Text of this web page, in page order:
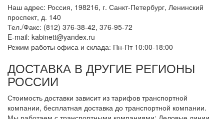
Наш адрес: Россия, 198216, г. Санкт-Петербург, Ленинский
проспект, д. 140
Тел./Факс: (812) 376-38-42, 376-95-72
E-mail: kabinett@yandex.ru
Режим работы офиса и склада: Пн-Пт 10:00-18:00
ДОСТАВКА В ДРУГИЕ РЕГИОНЫ
РОССИИ
Стоимость доставки зависит из тарифов транспортной
компании, бесплатная доставка до транспортной компании.